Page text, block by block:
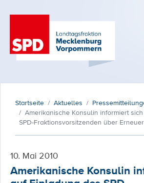
Startseite Aktuelles
Amerikanische Konsulin informiert
SPD-Fraktionsvorsitzenden über
10. Mai 2010
Amerikanische Konsulin